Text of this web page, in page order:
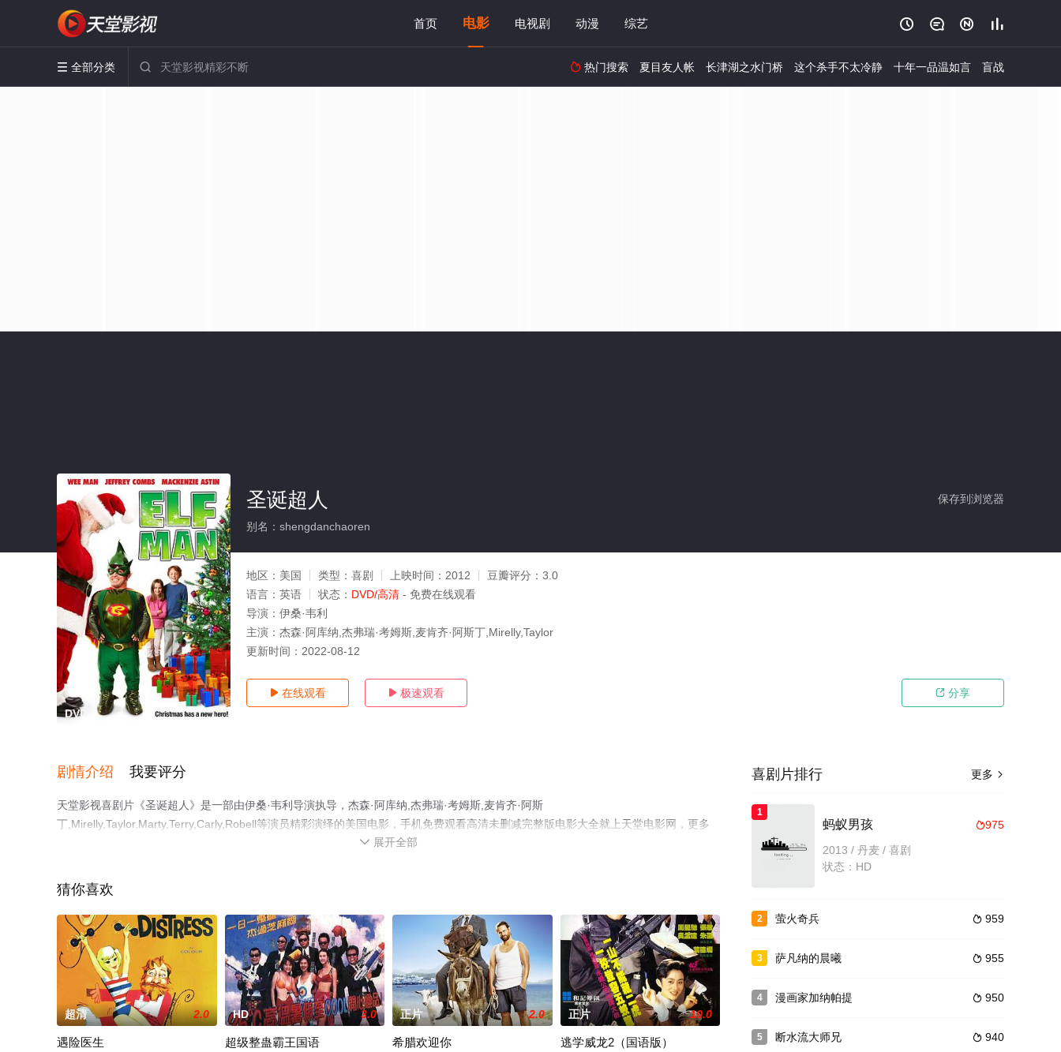
首页 电影 电视剧 动漫 综艺    
 全部分类   热门搜索 夏目友人帐 长津湖之水门桥 这个杀手不太冷静 十年一品温如言 盲战
DVD
保存到浏览器
圣诞超人
别名：shengdanchaoren
地区： 美国 类型： 喜剧 上映时间： 2012 豆瓣评分： 3.0
语言： 英语 状态： DVD/高清 - 免费在线观看
导演： 伊桑·韦利
主演： 杰森·阿库纳,杰弗瑞·考姆斯,麦肯齐·阿斯丁,Mirelly,Taylor
更新时间： 2022-08-12
 在线观看  极速观看  分享
剧情介绍 我要评分
天堂影视喜剧片《圣诞超人》是一部由伊桑·韦利导演执导，杰森·阿库纳,杰弗瑞·考姆斯,麦肯齐·阿斯
丁,Mirelly,Taylor,Marty,Terry,Carly,Robell等演员精彩演绎的美国电影，手机免费观看高清未删减完整版电影大全就上天堂电影网，更多
 展开全部
猜你喜欢
超清 2.0
遇险医生
HD 3.0
超级整蛊霸王国语
正片 2.0
希腊欢迎你
正片 10.0
逃学威龙2（国语版）
更多 
喜剧片排行
1
975
蚂蚁男孩
2013 / 丹麦 / 喜剧
状态：HD
2  959
萤火奇兵
3  955
萨凡纳的晨曦
4  950
漫画家加纳帕提
5  940
断水流大师兄